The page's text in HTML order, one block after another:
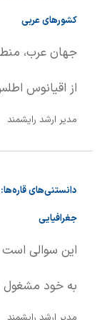
کشورهای عربی
جهان عرب،
از اقیانوس
دریای عرب
شاخ آفریقا و
مدیر ارشد رایشمند
دانستنی‌های
جغرافیایی
این سوالی
به خود مشغول